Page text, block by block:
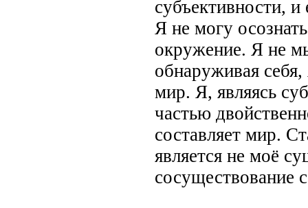
субъективности,
Я не могу
окружение. Я не
обнаруживая
мир. Я, являясь
частью
составляет мир.
является не моё
сосуществование